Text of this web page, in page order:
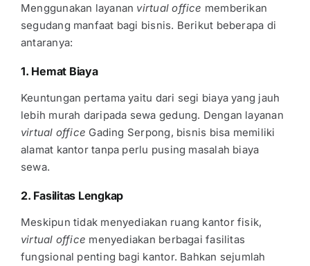
Menggunakan layanan virtual office memberikan
segudang manfaat bagi bisnis. Berikut beberapa di
antaranya:
1. Hemat Biaya
Keuntungan pertama yaitu dari segi biaya yang jauh
lebih murah daripada sewa gedung. Dengan layanan
virtual office Gading Serpong, bisnis bisa memiliki
alamat kantor tanpa perlu pusing masalah biaya
sewa.
2. Fasilitas Lengkap
Meskipun tidak menyediakan ruang kantor fisik,
virtual office menyediakan berbagai fasilitas
fungsional penting bagi kantor. Bahkan sejumlah